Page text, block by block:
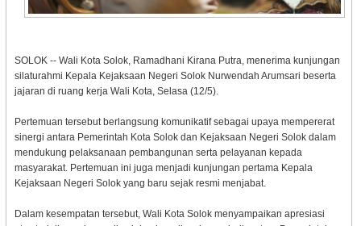
SOLOK -- Wali Kota Solok, Ramadhani Kirana Putra, menerima kunjungan
silaturahmi Kepala Kejaksaan Negeri Solok Nurwendah Arumsari beserta
jajaran di ruang kerja Wali Kota, Selasa (12/5).
Pertemuan tersebut berlangsung komunikatif sebagai upaya mempererat
sinergi antara Pemerintah Kota Solok dan Kejaksaan Negeri Solok dalam
mendukung pelaksanaan pembangunan serta pelayanan kepada
masyarakat. Pertemuan ini juga menjadi kunjungan pertama Kepala
Kejaksaan Negeri Solok yang baru sejak resmi menjabat.
Dalam kesempatan tersebut, Wali Kota Solok menyampaikan apresiasi